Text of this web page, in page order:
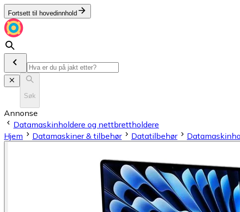
Fortsett til hovedinnhold
Søk
Annonse
Datamaskinholdere og nettbrettholdere
Hjem
Datamaskiner & tilbehør Datatilbehør